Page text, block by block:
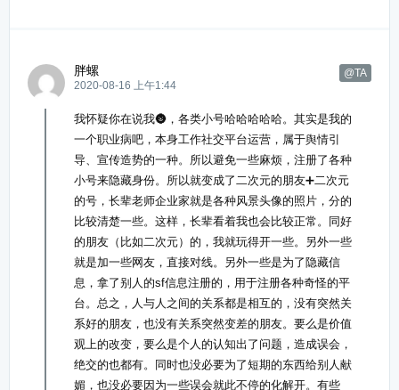
胖螺
@TA
2020-08-16 上午1:44
我怀疑你在说我🌚，各类小号哈哈哈哈哈。其实是我的
一个职业病吧，本身工作社交平台运营，属于舆情引
导、宣传造势的一种。所以避免一些麻烦，注册了各种
小号来隐藏身份。所以就变成了二次元的朋友➕二次元
的号，长辈老师企业家就是各种风景头像的照片，分的
比较清楚一些。这样，长辈看着我也会比较正常。同好
的朋友（比如二次元）的，我就玩得开一些。另外一些
就是加一些网友，直接对线。另外一些是为了隐藏信
息，拿了别人的sf信息注册的，用于注册各种奇怪的平
台。总之，人与人之间的关系都是相互的，没有突然关
系好的朋友，也没有关系突然变差的朋友。要么是价值
观上的改变，要么是个人的认知出了问题，造成误会，
绝交的也都有。同时也没必要为了短期的东西给别人献
媚，也没必要因为一些误会就此不停的化解开。有些